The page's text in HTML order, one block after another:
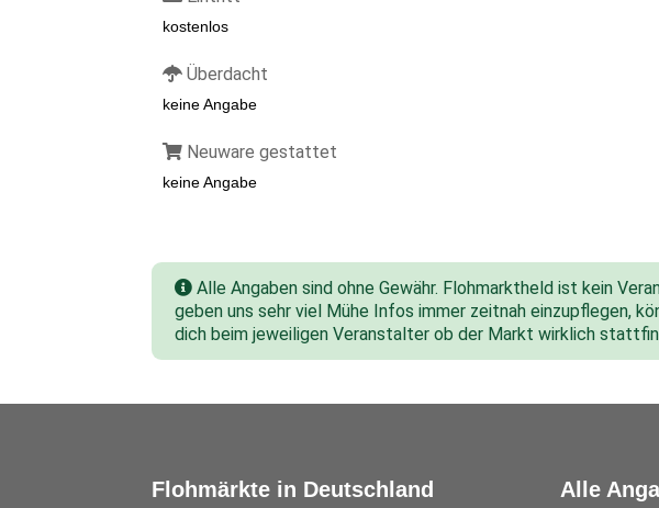
kostenlos
Überdacht
keine Angabe
Neuware gestattet
keine Angabe
Alle Angaben sind ohne Gewähr. Flohmarktheld ist kein
geben uns sehr viel Mühe Infos immer zeitnah einzupflegen,
dich beim jeweiligen Veranstalter ob der Markt wirklich
Flohmärkte in Deutschland Alle